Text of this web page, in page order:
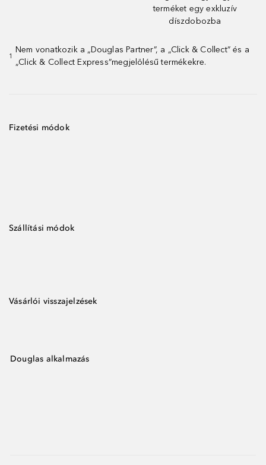
terméket egy exkluzív
díszdobozba
1
Nem vonatkozik a „Douglas Partner”, a „Click & Collect” és a
„Click & Collect Express”megjelölésű termékekre.
Fizetési módok
Szállítási módok
Vásárlói visszajelzések
Douglas alkalmazás